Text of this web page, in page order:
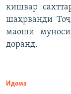
кишвар
шаҳрванди
маоши
доранд.
Идома